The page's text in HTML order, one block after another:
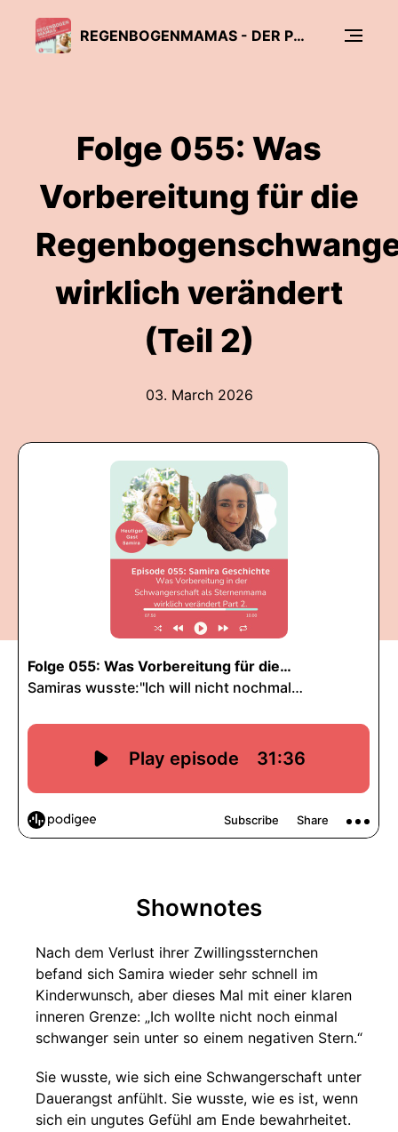
REGENBOGENMAMAS - DER PODCAST FÜR DEINE FOLGESCHWANGERSCHAFT
Folge 055: Was
Vorbereitung für die
wirklich verändert
(Teil 2)
03. March 2026
Shownotes
Nach dem Verlust ihrer Zwillingssternchen
befand sich Samira wieder sehr schnell im
Kinderwunsch, aber dieses Mal mit einer klaren
inneren Grenze: „Ich wollte nicht noch einmal
schwanger sein unter so einem negativen Stern.“
Sie wusste, wie sich eine Schwangerschaft unter
Dauerangst anfühlt. Sie wusste, wie es ist, wenn
sich ein ungutes Gefühl am Ende bewahrheitet.